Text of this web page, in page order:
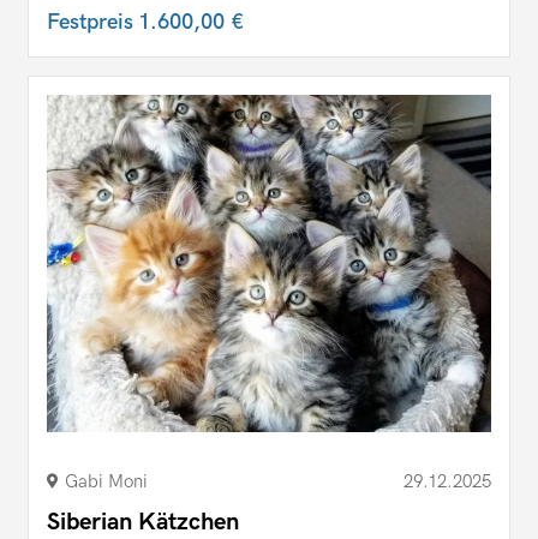
Festpreis 1.600,00 €
Gabi Moni 29.12.2025
Siberian Kätzchen